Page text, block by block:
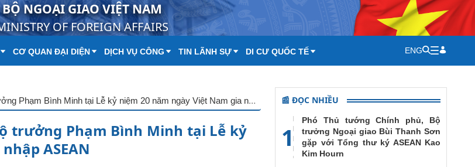
BỘ NGOẠI GIAO VIỆT NAM
OF FOREIGN AFFAIRS
CƠ QUAN ĐẠI DIỆN DỊCH VỤ CÔNG TIN LÃNH SỰ DI CƯ QUỐC TẾ ENG
Phát biểu của Phó Thủ tướng, Bộ trưởng Phạm Bình Minh tại Lễ kỷ niệm 20 năm ngày Việt Nam gia nhập ASEAN
trưởng Phạm Bình Minh tại Lễ kỷ
ASEAN
📰 ĐỌC NHIỀU
1
Phó Thủ tướng Chính phủ, Bộ
trưởng Ngoại giao Bùi Thanh Sơn
gặp với Tổng thư ký ASEAN Kao
Kim Hourn